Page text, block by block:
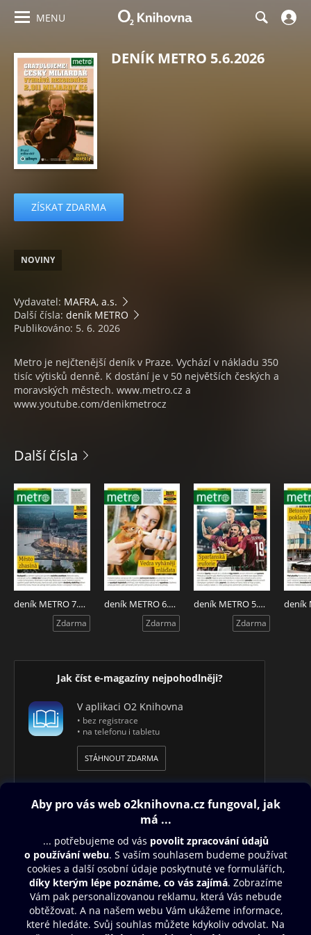
MENU
DENÍK METRO 5.6.2026
ZÍSKAT ZDARMA
NOVINY
Vydavatel: MAFRA, a.s.
Další čísla: deník METRO
Publikováno: 5. 6. 2026
Metro je nejčtenější deník v Praze. Vychází v nákladu 350
tisíc výtisků denně. K dostání je v 50 největších českých a
moravských městech. www.metro.cz a
www.youtube.com/denikmetrocz
Další čísla
deník METRO 7.8.2026
Zdarma
deník METRO 6.8.2026
Zdarma
deník METRO 5.8.2026
Zdarma
Jak číst e-magazíny nejpohodlněji?
V aplikaci O2 Knihovna
• bez registrace
• na telefonu i tabletu
STÁHNOUT ZDARMA
Obsah ke stažení
Moje O2 Knihovna
Další zábava